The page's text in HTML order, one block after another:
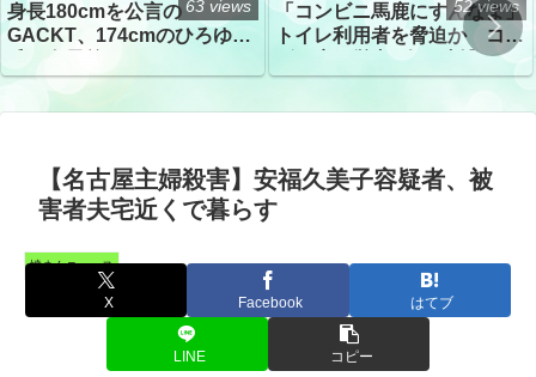
身長180cmを公言の
GACKT、174cmのひろゆき
トざわつき イベントでの写
真が話題
63 views
「コンビニ馬鹿にすんなよ」
トイレ利用者を脅迫か コン
52 views
【名古屋主婦殺害】安福久美子容疑者、被
害者夫宅近くで暮らす
憤まんニュース
X Facebook はてブ
LINE コピー